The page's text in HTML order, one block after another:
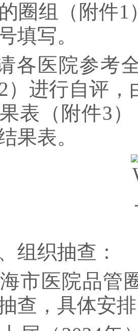
圈组（附件
填写。
医院参考全
2）进行自评
表（附件3
果表。
织抽查：
医院品管圈
查，具体安